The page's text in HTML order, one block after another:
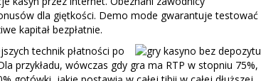
dla giętkości. Demo mode gwarantuje testować
kapitał bezpłatnie.
technik płatności po
przykładu, wówczas gdy gra ma RTP w stopniu 75%,